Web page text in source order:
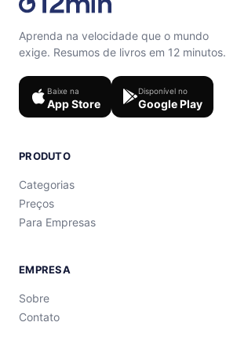
Aprenda na velocidade que o mundo
exige. Resumos de livros em 12 minutos.
Baixe na
App Store
Disponível no
Google Play
PRODUTO
Categorias
Preços
Para Empresas
EMPRESA
Sobre
Contato